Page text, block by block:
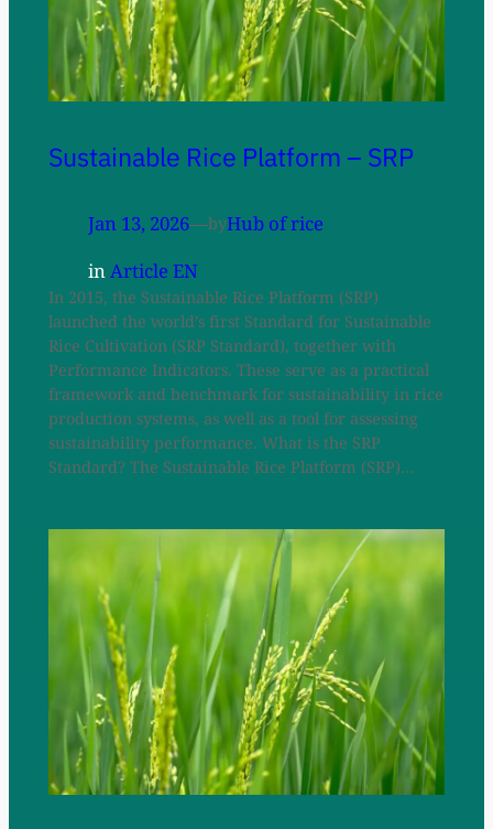
Sustainable Rice Platform – SRP
Jan 13, 2026—byHub of rice
inArticle EN
In 2015, the Sustainable Rice Platform (SRP)
launched the world’s first Standard for Sustainable
Rice Cultivation (SRP Standard), together with
Performance Indicators. These serve as a practical
framework and benchmark for sustainability in rice
production systems, as well as a tool for assessing
sustainability performance. What is the SRP
Standard? The Sustainable Rice Platform (SRP)…